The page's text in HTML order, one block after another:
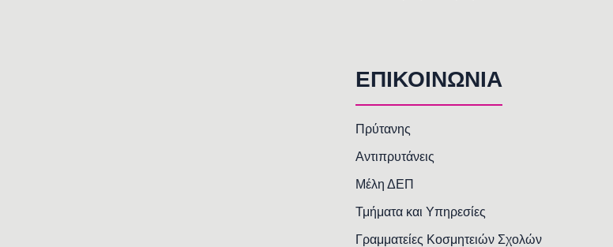
ΕΠΙΚΟΙΝΩΝΙΑ
Πρύτανης
Αντιπρυτάνεις
Μέλη ΔΕΠ
Τμήματα και Υπηρεσίες
Γραμματείες Κοσμητειών Σχολών